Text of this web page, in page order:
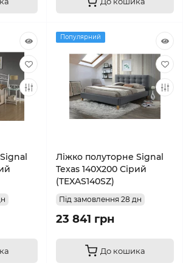
Популярний
Ліжко полуторне Signal
Texas 140X200 Сірий
(TEXAS140SZ)
Під замовлення 28 дн
23 841 грн
До кошика